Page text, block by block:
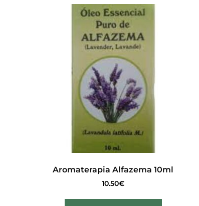
Aromaterapia Alfazema 10ml
10.50€